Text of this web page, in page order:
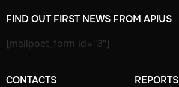
CONTACTS REPORTS
FIND OUT FIRST NEWS FROM APIUS
[mailpoet_form id="3"]